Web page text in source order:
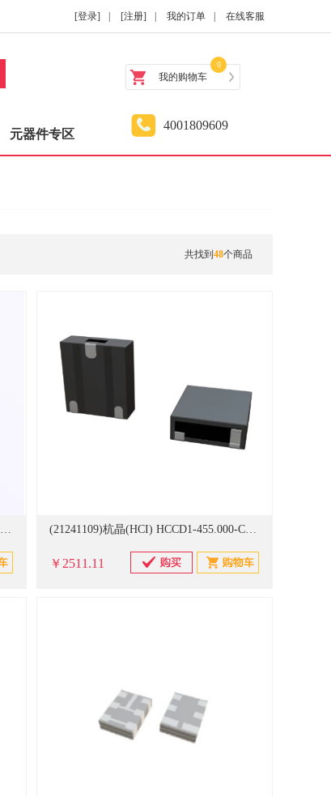
[登录] [注册] 我的订单 在线客服
我的购物车
0
元器件专区
4001809609
共找到 48个商品
(21240981)杭晶(HCI) HCTT3-10.500-ZTTCEX Ceramic Resonator ZTTCE,3.2x1.3,10.5MHz,±0.5%,-40-85℃,±0.3% 1000个/卷 陶瓷滤波器(单位：卷) (21241109)杭晶(HCI) HCCD1-455.000-CDBM49X Ceramic Diseriminator 6.3x6.0x3.0 DIP 455KHz BW＋4.0KHz Distortion 3.％ 1000个/卷 陶瓷滤波器(单位：卷)
￥2511.11